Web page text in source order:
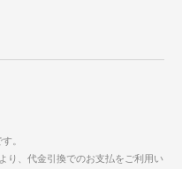
。
り、代金引換でのお支払をご利用い